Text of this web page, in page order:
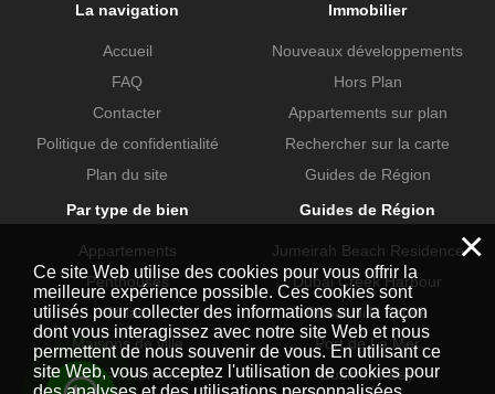
La navigation
Accueil
FAQ
Contacter
Politique de confidentialité
Plan du site
Immobilier
Nouveaux développements
Hors Plan
Appartements sur plan
Rechercher sur la carte
Guides de Région
Par type de bien
Appartements
Penthouses
Villas
Maisons de ville
Propriétés commerciales
Guides de Région
Jumeirah Beach Residence
Dubai Creek Harbour
Dubai Hills Estate
Port de La Mer
Business Bay
×
Ce site Web utilise des cookies pour vous offrir la
meilleure expérience possible. Ces cookies sont
utilisés pour collecter des informations sur la façon
dont vous interagissez avec notre site Web et nous
permettent de nous souvenir de vous. En utilisant ce
site Web, vous acceptez l'utilisation de cookies pour